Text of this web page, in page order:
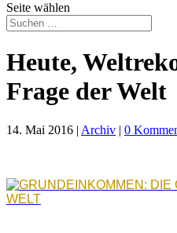
Seite wählen
Heute,
Frage der Welt
14. Mai 2016 | Archiv | 0